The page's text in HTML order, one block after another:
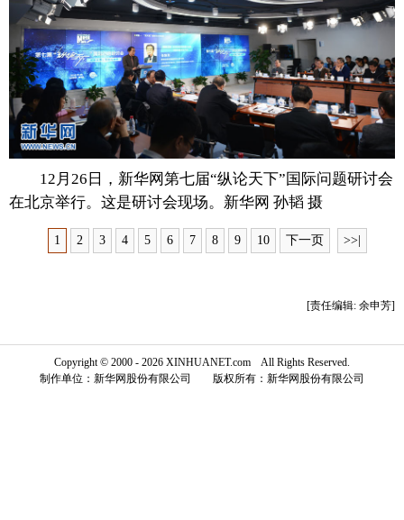
图片 视频 彩票 食品
旅游 健康 信息化 数据
金融 公益 军事 无人机
富媒体 摄影 新华广播
新华电视中文 新华电视英文
12月26日，新华网第七届“纵论天下”国际问题研讨会
在北京举行。这是研讨会现场。新华网 孙韬 摄
1 2 3 4 5 6 7 8 9 10 下一页 >>|
[责任编辑: 余申芳]
Copyright © 2000 - 2026 XINHUANET.com All Rights Reserved.
制作单位：新华网股份有限公司 版权所有：新华网股份有限公司